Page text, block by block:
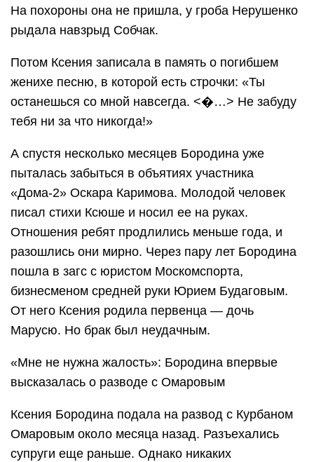
На похороны она не пришла, у гроба Нерушенко
рыдала навзрыд Собчак.
Потом Ксения записала в память о погибшем
женихе песню, в которой есть строчки: «Ты
останешься со мной навсегда. <�…> Не забуду
тебя ни за что никогда!»
А спустя несколько месяцев Бородина уже
пыталась забыться в объятиях участника
«Дома-2» Оскара Каримова. Молодой человек
писал стихи Ксюше и носил ее на руках.
Отношения ребят продлились меньше года, и
разошлись они мирно. Через пару лет Бородина
пошла в загс с юристом Москомспорта,
бизнесменом средней руки Юрием Будаговым.
От него Ксения родила первенца — дочь
Марусю. Но брак был неудачным.
«Мне не нужна жалость»: Бородина впервые
высказалась о разводе с Омаровым
Ксения Бородина подала на развод с Курбаном
Омаровым около месяца назад. Разъехались
супруги еще раньше. Однако никаких